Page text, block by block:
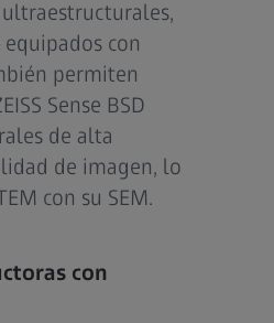
con
permiten
Sense BSD
de alta
de imagen, lo
con su SEM.
con